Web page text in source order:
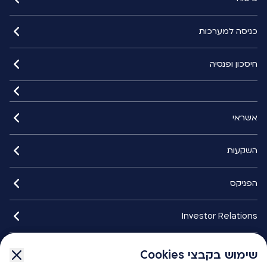
שימוש בקבצי Cookies
כניסה למערכות
חיסכון ופנסיה
אשראי
השקעות
הפניקס
Investor Relations
שימוש בקבצי Cookies